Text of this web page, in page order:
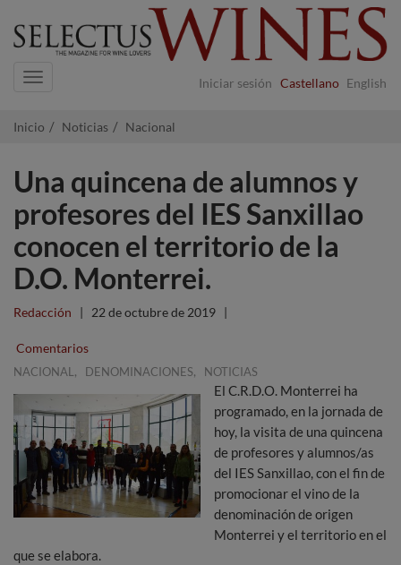
Iniciar sesión Castellano English
Navigation
Inicio Noticias Nacional
Una quincena de alumnos y
profesores del IES Sanxillao
conocen el territorio de la
D.O. Monterrei.
Redacción | 22 de octubre de 2019 |
Comentarios
NACIONAL , DENOMINACIONES, NOTICIAS
El C.R.D.O. Monterrei ha
programado, en la jornada de
hoy, la visita de una quincena
de profesores y alumnos/as
del IES Sanxillao, con el fin de
promocionar el vino de la
denominación de origen
Monterrei y el territorio en el
que se elabora.